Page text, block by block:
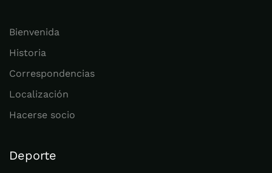
Bienvenida
Historia
Correspondencias
Localización
Hacerse socio
Deporte